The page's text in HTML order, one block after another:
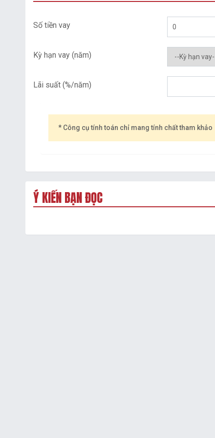
Số tiền vay
Kỳ hạn vay (năm)
Lãi suất (%/năm)
* Công cụ tính toán chỉ mang tính chất tham khảo
Ý KIẾN BẠN ĐỌC